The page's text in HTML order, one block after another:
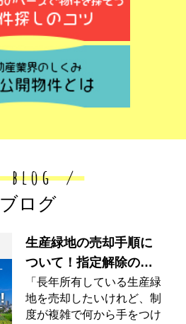
ブログ
生産緑地の売却手順に
ついて！指定解除の要
件も解説
「長年所有している生産緑
地を売却したいけれど、制
度が複雑で何から手をつけ